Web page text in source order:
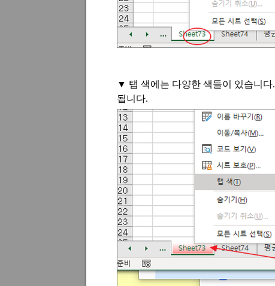
▼ 탭 색에는 다양한 색들이 있습니다.
됩니다.